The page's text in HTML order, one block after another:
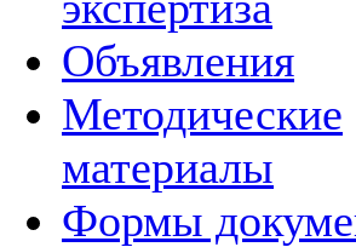
Объявления
Методические
материалы
Формы